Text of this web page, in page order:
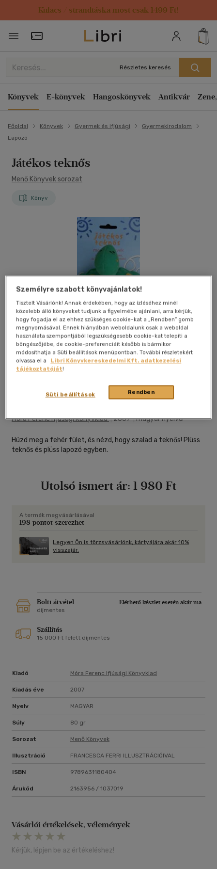
Kulacs / strandtáska most csak 1499 Ft!
Törzsvásárlói Kártya adatai
Részletes keresés
Könyvek E-könyvek Hangoskönyvek Antikvár
Főoldal Könyvek Gyermek és ifjúsági
Gyermekirodalom
Lapozó
Játékos teknős
Menő Könyvek sorozat
Könyv
Móra Ferenc Ifjúsági Könyvkiad|2007|magyar nyelvű
Húzd meg a fehér fület, és nézd, hogy szalad a teknős! Plüss
teknős és plüss lapozó egyben.
Utolsó ismert ár: 1 980 Ft
A termék megvásárlásával
198 pontot szerezhet
Legyen Ön is törzsvásárlónk, kártyájára akár 10%
visszajár.
Bolti átvétel
Elérhető készlet esetén akár ma
díjmentes
Szállítás
15 000 Ft felett díjmentes
Kiadó Móra Ferenc Ifjúsági Könyvkiad
Kiadás éve 2007
Nyelv MAGYAR
Súly 80 gr
Sorozat Menő Könyvek
Illusztráció FRANCESCA FERRI ILLUSZTRÁCIÓIVAL
ISBN 9789631180404
Árukód 2163956 / 1037019
Vásárlói értékelések, vélemények
Kérjük, lépjen be az értékeléshez!
Személyre szabott könyvajánlatok!
Tisztelt Vásárlónk! Annak érdekében, hogy az ízléséhez minél
közelebb álló könyveket tudjunk a figyelmébe ajánlani, arra kérjük,
hogy fogadja el az ehhez szükséges cookie-kat a „Rendben” gomb
megnyomásával. Ennek hiányában weboldalunk csak a weboldal
használata szempontjából legszükségesebb cookie-kat telepíti a
böngészőjébe, de cookie-preferenciáit később is bármikor
módosíthatja a Süti beállítások menüpontban. További részletekért
olvassa el a
Libri Könyvkereskedelmi Kft. adatkezelési
tájékoztatóját!
Rendben
Süti beállítások